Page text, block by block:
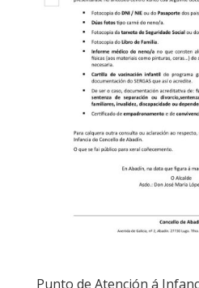
Punto de Atención á